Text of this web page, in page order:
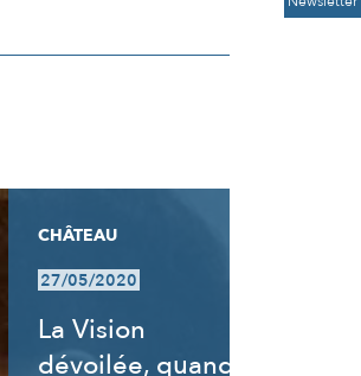
CHÂTEAU
27/05/2020
La Vision
dévoilée, quand